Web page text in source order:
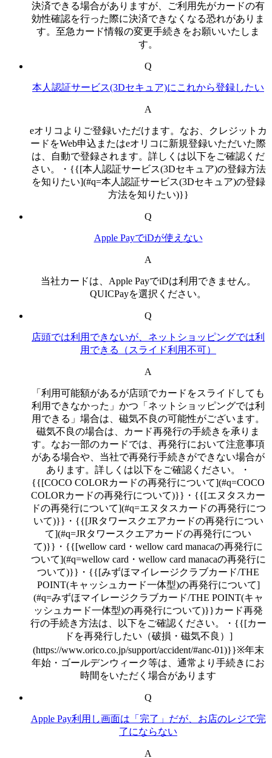
決済できる場合がありますが、ご利用先がカードの有
効性確認を行った際に決済できなくなる恐れがありま
す。至急カード情報の変更手続きをお願いいたしま
す。
Q
本人認証サービス(3Dセキュア)にこれから登録したい
A
eオリコよりご登録いただけます。なお、クレジットカ
ードをWeb申込またはeオリコに新規登録いただいた際
は、自動で登録されます。詳しくは以下をご確認くだ
さい。・{{[本人認証サービス(3Dセキュア)の登録方法
を知りたい](#q=本人認証サービス(3Dセキュア)の登録
方法を知りたい)}}
Q
Apple PayでiDが使えない
A
当社カードは、Apple PayでiDは利用できません。
QUICPayを選択ください。
Q
店頭では利用できないが、ネットショッピングでは利
用できる（スライド利用不可）
A
「利用可能額があるが店頭でカードをスライドしても
利用できなかった」かつ「ネットショッピングでは利
用できる」場合は、磁気不良の可能性がございます。
磁気不良の場合は、カード再発行の手続きを承りま
す。なお一部のカードでは、再発行において注意事項
がある場合や、当社で再発行手続きができない場合が
あります。詳しくは以下をご確認ください。・
{{[COCO COLORカードの再発行について](#q=COCO
COLORカードの再発行について)}}・{{[エヌタスカー
ドの再発行について](#q=エヌタスカードの再発行につ
いて)}}・{{[JRタワースクエアカードの再発行につい
て](#q=JRタワースクエアカードの再発行につい
て)}}・{{[wellow card・wellow card manacaの再発行に
ついて](#q=wellow card・wellow card manacaの再発行に
ついて)}}・{{[みずほマイレージクラブカード/THE
POINT(キャッシュカード一体型)の再発行について]
(#q=みずほマイレージクラブカード/THE POINT(キャ
ッシュカード一体型)の再発行について)}}カード再発
行の手続き方法は、以下をご確認ください。・{{[カー
ドを再発行したい（破損・磁気不良）]
(https://www.orico.co.jp/support/accident/#anc-01)}}※年末
年始・ゴールデンウィーク等は、通常より手続きにお
時間をいただく場合があります
Q
Apple Pay利用し画面は「完了」だが、お店のレジで完
了にならない
A